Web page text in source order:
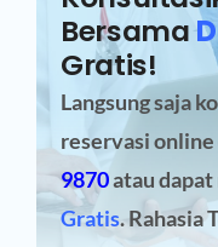
Bersama
Gratis!
Langsung saja
reservasi online
9870atau
Gratis. Rahasia